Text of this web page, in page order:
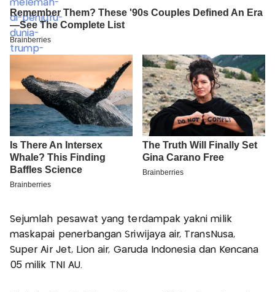
Sejumlah pesawat yang terdampak yakni milik
maskapai penerbangan Sriwijaya air, TransNusa,
Super Air Jet, Lion air, Garuda Indonesia dan Kencana
05 milik TNI AU.